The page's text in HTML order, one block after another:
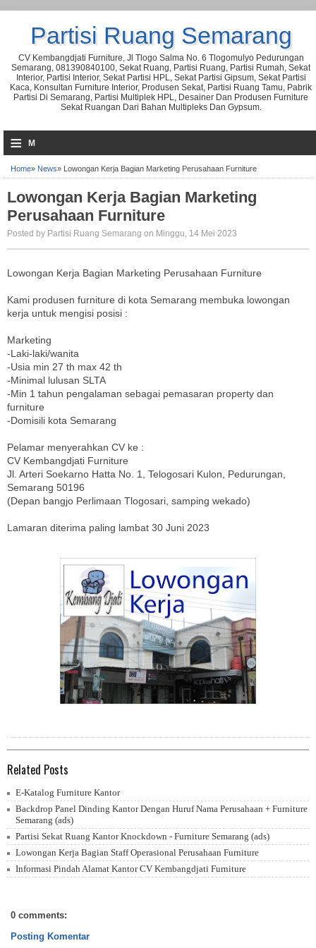
Partisi Ruang Semarang
CV Kembangdjati Furniture, Jl Tlogo Salma No. 6 Tlogomulyo Pedurungan
Semarang, 081390840100, Sekat Ruang, Partisi Ruang, Partisi Rumah, Sekat
Interior, Partisi Interior, Sekat Partisi HPL, Sekat Partisi Gipsum, Sekat Partisi
Kaca, Konsultan Furniture Interior, Produsen Sekat, Partisi Ruang Tamu, Pabrik
Partisi Di Semarang, Partisi Multiplek HPL, Desainer Dan Produsen Furniture
Sekat Ruangan Dari Bahan Multipleks Dan Gypsum.
≡ M
Home» News» Lowongan Kerja Bagian Marketing Perusahaan Furniture
Lowongan Kerja Bagian Marketing
Perusahaan Furniture
Posted by Partisi Ruang Semarang on Minggu, 14 Mei 2023
Lowongan Kerja Bagian Marketing Perusahaan Furniture
Kami produsen furniture di kota Semarang membuka lowongan
kerja untuk mengisi posisi :
Marketing
-Laki-laki/wanita
-Usia min 27 th max 42 th
-Minimal lulusan SLTA
-Min 1 tahun pengalaman sebagai pemasaran property dan
furniture
-Domisili kota Semarang
Pelamar menyerahkan CV ke :
CV Kembangdjati Furniture
Jl. Arteri Soekarno Hatta No. 1, Telogosari Kulon, Pedurungan,
Semarang 50196
(Depan bangjo Perlimaan Tlogosari, samping wekado)
Lamaran diterima paling lambat 30 Juni 2023
Related Posts
E-Katalog Furniture Kantor
Backdrop Panel Dinding Kantor Dengan Huruf Nama Perusahaan + Furniture
Semarang (ads)
Partisi Sekat Ruang Kantor Knockdown - Furniture Semarang (ads)
Lowongan Kerja Bagian Staff Operasional Perusahaan Furniture
Informasi Pindah Alamat Kantor CV Kembangdjati Furniture
0 comments:
Posting Komentar